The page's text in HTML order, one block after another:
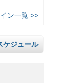
ン一覧 >>
ケジュール